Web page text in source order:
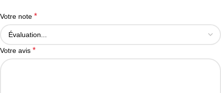
Votre note *
Votre avis *